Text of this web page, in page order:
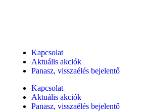
Kapcsolat
Aktuális akciók
Panasz, visszaélés bejelentő
Kapcsolat
Aktuális akciók
Panasz, visszaélés bejelentő